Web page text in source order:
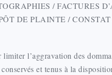
/ FACTURES
DE PLAINTE /
limiter l’aggravation des
et tenus à la